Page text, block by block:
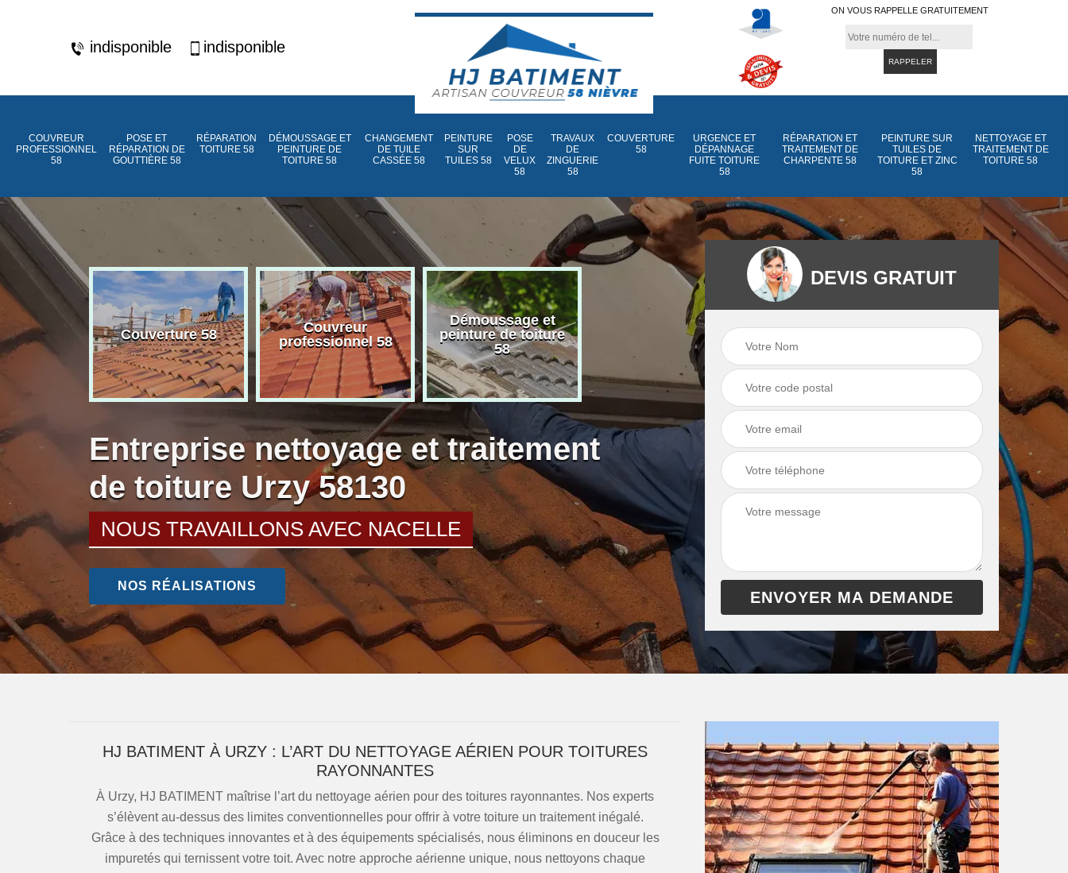
indisponible indisponible
ON VOUS RAPPELLE GRATUITEMENT
COUVREUR
PROFESSIONNEL
58
POSE ET
RÉPARATION DE
GOUTTIÈRE 58
RÉPARATION
TOITURE 58
DÉMOUSSAGE ET
PEINTURE DE
TOITURE 58
CHANGEMENT
DE TUILE
CASSÉE 58
PEINTURE
SUR
TUILES 58
POSE
DE
VELUX
58
TRAVAUX
DE
ZINGUERIE
58
COUVERTURE
58
URGENCE ET
DÉPANNAGE
FUITE TOITURE
58
RÉPARATION ET
TRAITEMENT DE
CHARPENTE 58
PEINTURE SUR
TUILES DE
TOITURE ET ZINC
58
NETTOYAGE ET
TRAITEMENT DE
TOITURE 58
de
58
Couverture 58
Couvreur
professionnel 58
Démoussage et
peinture de toiture
58
Nettoyage et
traitement de
toiture 58
Peinture sur tuiles
Peinture sur tuiles
de toiture et zinc
Entreprise nettoyage et traitement
de toiture Urzy 58130
NOUS TRAVAILLONS AVEC NACELLE
NOS RÉALISATIONS
DEVIS GRATUIT
HJ BATIMENT À URZY : L’ART DU NETTOYAGE AÉRIEN POUR TOITURES
RAYONNANTES
À Urzy, HJ BATIMENT maîtrise l’art du nettoyage aérien pour des toitures rayonnantes. Nos experts
s’élèvent au-dessus des limites conventionnelles pour offrir à votre toiture un traitement inégalé.
Grâce à des techniques innovantes et à des équipements spécialisés, nous éliminons en douceur les
impuretés qui ternissent votre toit. Avec notre approche aérienne unique, nous nettoyons chaque